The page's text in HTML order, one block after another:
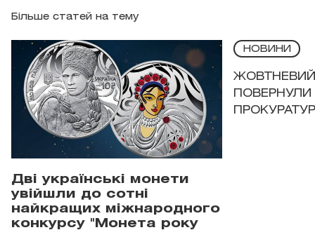
Більше статей на тему
Дві українські монети
увійшли до сотні
найкращих міжнародного
конкурсу "Монета року
НОВИНИ
ЖОВТНЕВИЙ
ПОВЕРНУЛИ